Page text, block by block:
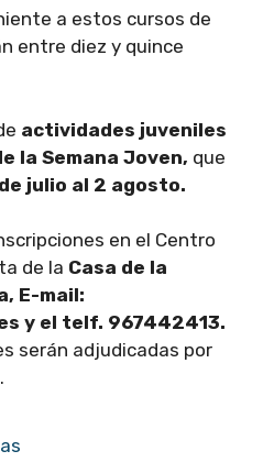
a estos cursos de
entre diez y quince
actividades juveniles
la Semana Joven, que
julio al 2 agosto.
en el Centro
de la Casa de la
E-mail:
y el telf. 967442413.
serán adjudicadas por